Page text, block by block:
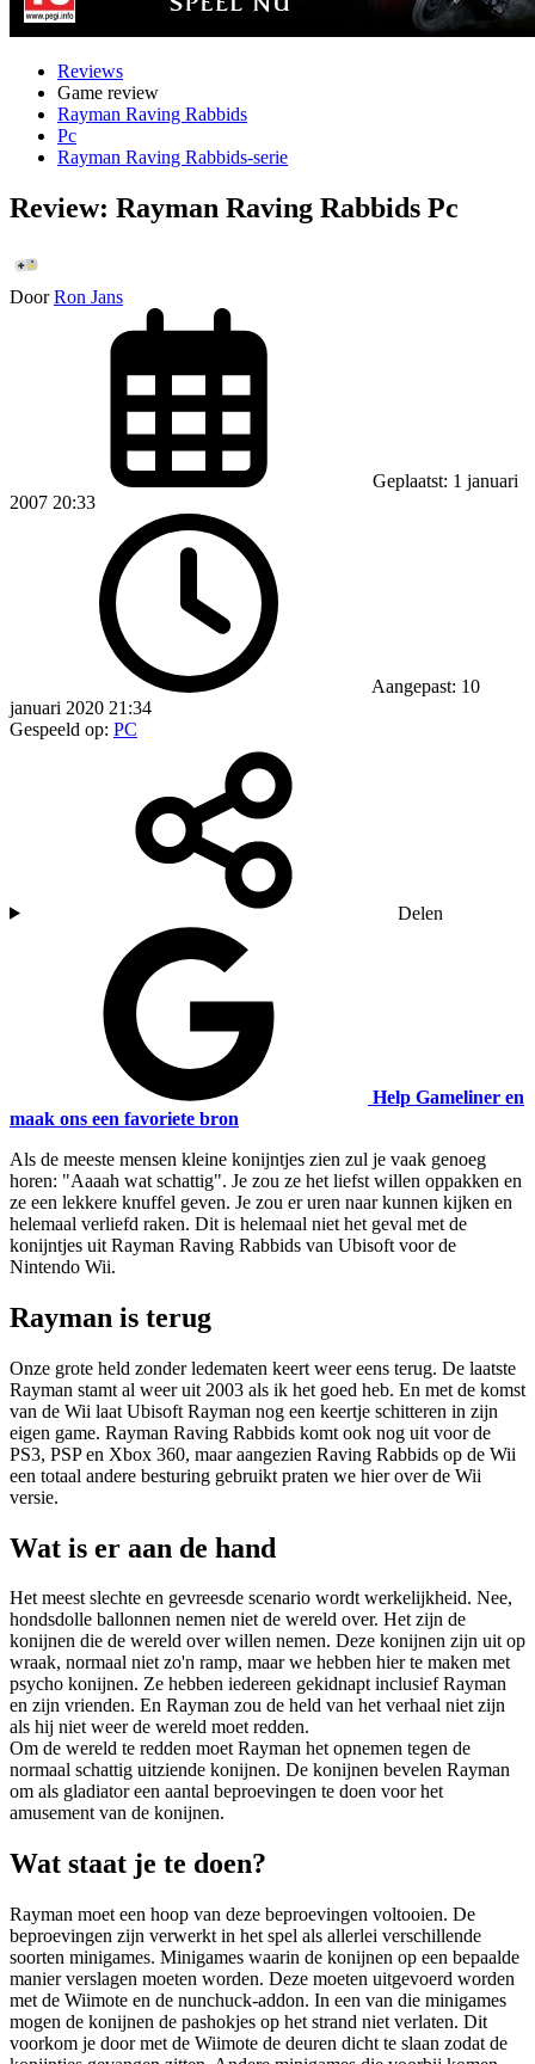
Reviews
Game review
Rayman Raving Rabbids
Pc
Rayman Raving Rabbids-serie
Review: Rayman Raving Rabbids Pc
Door Ron Jans
Geplaatst: 1 januari
2007 20:33
Aangepast: 10
januari 2020 21:34
Gespeeld op: PC
Delen
Help Gameliner en
maak ons een favoriete bron
Als de meeste mensen kleine konijntjes zien zul je vaak genoeg
horen: "Aaaah wat schattig". Je zou ze het liefst willen oppakken en
ze een lekkere knuffel geven. Je zou er uren naar kunnen kijken en
helemaal verliefd raken. Dit is helemaal niet het geval met de
konijntjes uit Rayman Raving Rabbids van Ubisoft voor de
Nintendo Wii.
Rayman is terug
Onze grote held zonder ledematen keert weer eens terug. De laatste
Rayman stamt al weer uit 2003 als ik het goed heb. En met de komst
van de Wii laat Ubisoft Rayman nog een keertje schitteren in zijn
eigen game. Rayman Raving Rabbids komt ook nog uit voor de
PS3, PSP en Xbox 360, maar aangezien Raving Rabbids op de Wii
een totaal andere besturing gebruikt praten we hier over de Wii
versie.
Wat is er aan de hand
Het meest slechte en gevreesde scenario wordt werkelijkheid. Nee,
hondsdolle ballonnen nemen niet de wereld over. Het zijn de
konijnen die de wereld over willen nemen. Deze konijnen zijn uit op
wraak, normaal niet zo'n ramp, maar we hebben hier te maken met
psycho konijnen. Ze hebben iedereen gekidnapt inclusief Rayman
en zijn vrienden. En Rayman zou de held van het verhaal niet zijn
als hij niet weer de wereld moet redden.
Om de wereld te redden moet Rayman het opnemen tegen de
normaal schattig uitziende konijnen. De konijnen bevelen Rayman
om als gladiator een aantal beproevingen te doen voor het
amusement van de konijnen.
Wat staat je te doen?
Rayman moet een hoop van deze beproevingen voltooien. De
beproevingen zijn verwerkt in het spel als allerlei verschillende
soorten minigames. Minigames waarin de konijnen op een bepaalde
manier verslagen moeten worden. Deze moeten uitgevoerd worden
met de Wiimote en de nunchuck-addon. In een van die minigames
mogen de konijnen de pashokjes op het strand niet verlaten. Dit
voorkom je door met de Wiimote de deuren dicht te slaan zodat de